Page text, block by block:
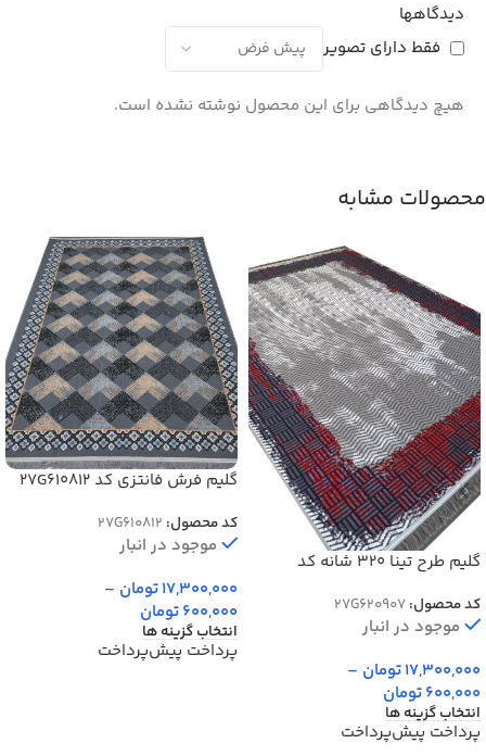
دیدگاهها
فقط دارای تصویر
هیچ دیدگاهی برای این محصول نوشته نشده است.
محصولات مشابه
گلیم طرح تینا 320 شانه کد
کد محصول:27G620907
موجود در انبار
17,300,000تومان –
600,000تومان
انتخاب گزینه ها
پرداخت پیش‌پرداخت
گلیم فرش فانتزی کد 27G610812
کد محصول: 27G610812
موجود در انبار
17,300,000تومان –
600,000تومان
انتخاب گزینه ها
پرداخت پیش‌پرداخت